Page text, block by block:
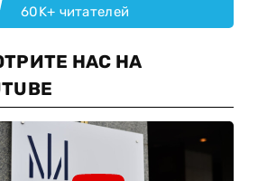
60K+ читателей
НАС НА